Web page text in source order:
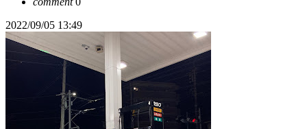
2022/09/05 13:49